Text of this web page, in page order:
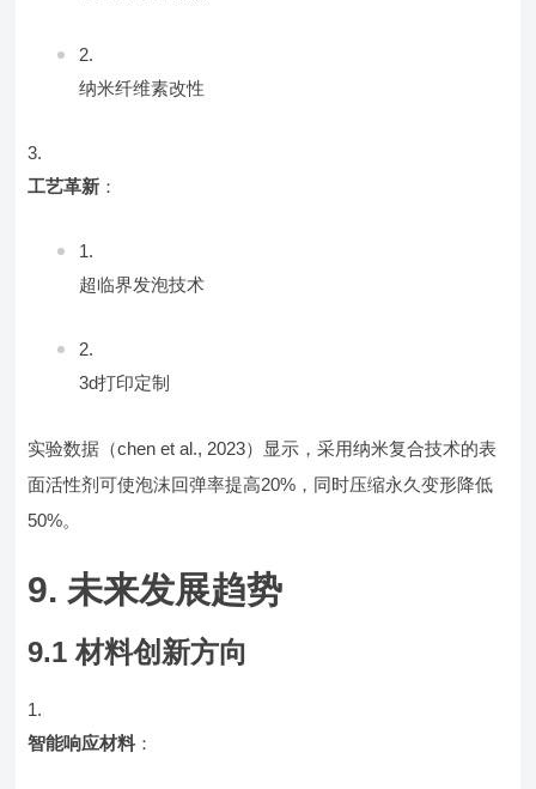
纳米纤维素改性
工艺革新 ：
超临界发泡技术
3d打印定制
实验数据（chen et al., 2023）显示，采用纳米复合技术的表
面活性剂可使泡沫回弹率提高20%，同时压缩永久变形降低
50%。
9. 未来发展趋势
9.1 材料创新方向
智能响应材料 ：